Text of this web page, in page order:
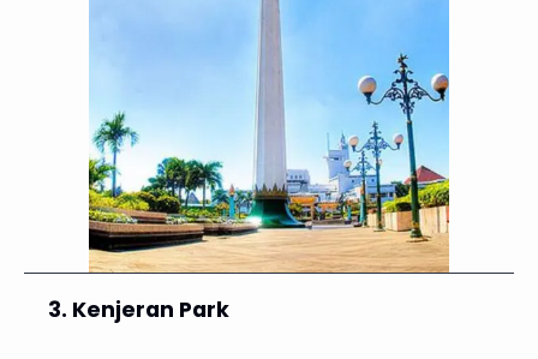
3. Kenjeran Park